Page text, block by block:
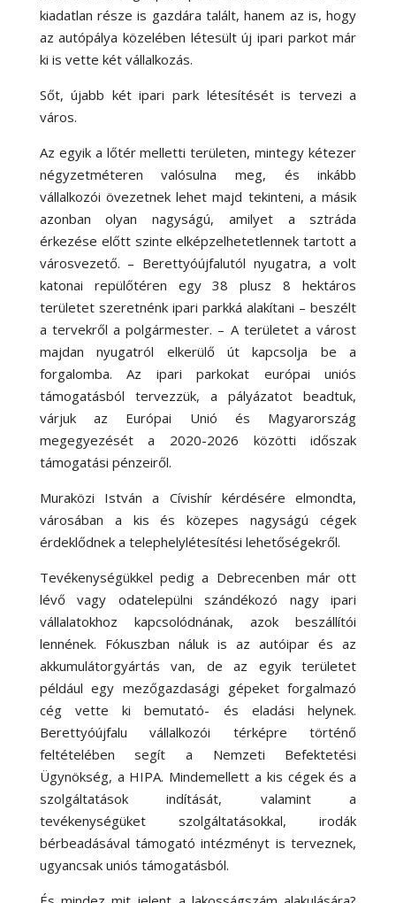
kiadatlan része is gazdára talált, hanem az is, hogy
az autópálya közelében létesült új ipari parkot már
ki is vette két vállalkozás.
Sőt, újabb két ipari park létesítését is tervezi a
város.
Az egyik a lőtér melletti területen, mintegy kétezer
négyzetméteren valósulna meg, és inkább
vállalkozói övezetnek lehet majd tekinteni, a másik
azonban olyan nagyságú, amilyet a sztráda
érkezése előtt szinte elképzelhetetlennek tartott a
városvezető. – Berettyóújfalutól nyugatra, a volt
katonai repülőtéren egy 38 plusz 8 hektáros
területet szeretnénk ipari parkká alakítani – beszélt
a tervekről a polgármester. – A területet a várost
majdan nyugatról elkerülő út kapcsolja be a
forgalomba. Az ipari parkokat európai uniós
támogatásból tervezzük, a pályázatot beadtuk,
várjuk az Európai Unió és Magyarország
megegyezését a 2020-2026 közötti időszak
támogatási pénzeiről.
Muraközi István a Cívishír kérdésére elmondta,
városában a kis és közepes nagyságú cégek
érdeklődnek a telephelylétesítési lehetőségekről.
Tevékenységükkel pedig a Debrecenben már ott
lévő vagy odatelepülni szándékozó nagy ipari
vállalatokhoz kapcsolódnának, azok beszállítói
lennének. Fókuszban náluk is az autóipar és az
akkumulátorgyártás van, de az egyik területet
például egy mezőgazdasági gépeket forgalmazó
cég vette ki bemutató- és eladási helynek.
Berettyóújfalu vállalkozói térképre történő
feltételében segít a Nemzeti Befektetési
Ügynökség, a HIPA. Mindemellett a kis cégek és a
szolgáltatások indítását, valamint a
tevékenységüket szolgáltatásokkal, irodák
bérbeadásával támogató intézményt is terveznek,
ugyancsak uniós támogatásból.